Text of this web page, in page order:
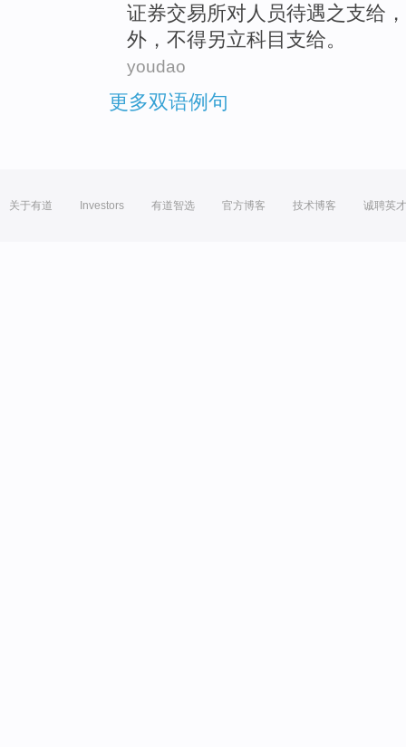
证券交易所对 人员待遇之支给
外， 不得另立科目支给。
youdao
更多双语例句
关于有道 Investors 有道智选 官方博客 技术博客 诚聘英才